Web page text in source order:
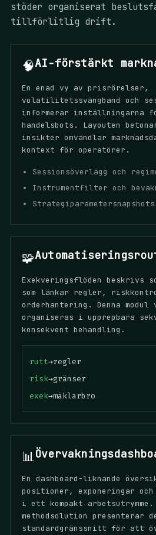
stöder organiserat
tillförlitlig drift.
🧠AI-förstärkt
En enad vy av prisrörelser,
volatilitetssvängband och
informerar inställningarna
handelsbots. Layouten
insikter omvandlar
kontext för operatörer.
Sessionsöverlägg och
Instrumentfilter och
Strategiparametersnapshots
🧩
Exekveringsflöden beskrivs
som länkar regler,
orderhantering. Denna
organiseras i upprepbara
konsekvent behandling.
rutt→regler
risk→gränser
exek→mäklarbro
📊
En dashboard-liknande
positioner, exponeringar
i ett kompakt
methodsolution presenterar
standardgränssnitt för att